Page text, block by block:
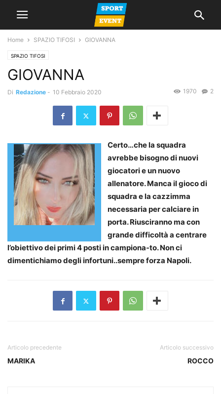
Home SPAZIO TIFOSI GIOVANNA
SPAZIO TIFOSI
GIOVANNA
Di Redazione - 10 Febbraio 2020 2
1970
Certo…che la squadra
avrebbe bisogno di nuovi
giocatori e un nuovo
allenatore. Manca il gioco di
squadra e la cazzimma
necessaria per calciare in
porta. Riusciranno ma con
grande difficoltà a centrare
l’obiettivo dei primi 4 posti in campiona-to. Non ci
dimentichiamo degli infortuni..sempre forza Napoli.
Articolo precedente
MARIKA
Articolo successivo
ROCCO